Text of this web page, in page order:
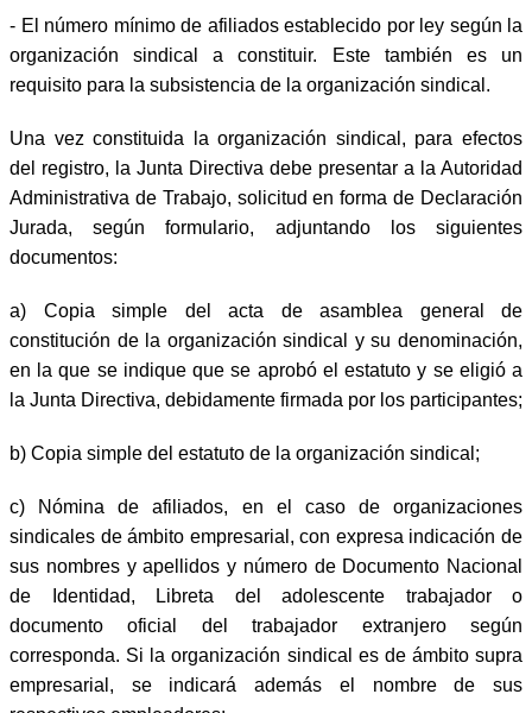
- El número mínimo de afiliados establecido por ley según la
organización sindical a constituir. Este también es un
requisito para la subsistencia de la organización sindical.
Una vez constituida la organización sindical, para efectos
del registro, la Junta Directiva debe presentar a la Autoridad
Administrativa de Trabajo, solicitud en forma de Declaración
Jurada, según formulario, adjuntando los siguientes
documentos:
a) Copia simple del acta de asamblea general de
constitución de la organización sindical y su denominación,
en la que se indique que se aprobó el estatuto y se eligió a
la Junta Directiva, debidamente firmada por los participantes;
b) Copia simple del estatuto de la organización sindical;
c) Nómina de afiliados, en el caso de organizaciones
sindicales de ámbito empresarial, con expresa indicación de
sus nombres y apellidos y número de Documento Nacional
de Identidad, Libreta del adolescente trabajador o
documento oficial del trabajador extranjero según
corresponda. Si la organización sindical es de ámbito supra
empresarial, se indicará además el nombre de sus